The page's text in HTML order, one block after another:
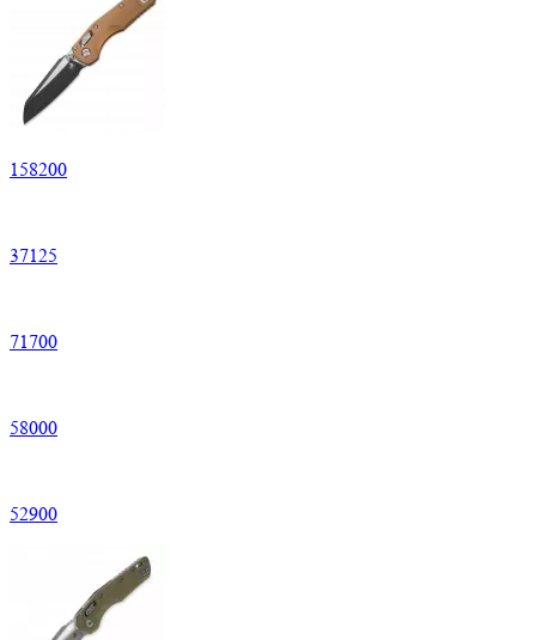
158200
37125
71700
58000
52900